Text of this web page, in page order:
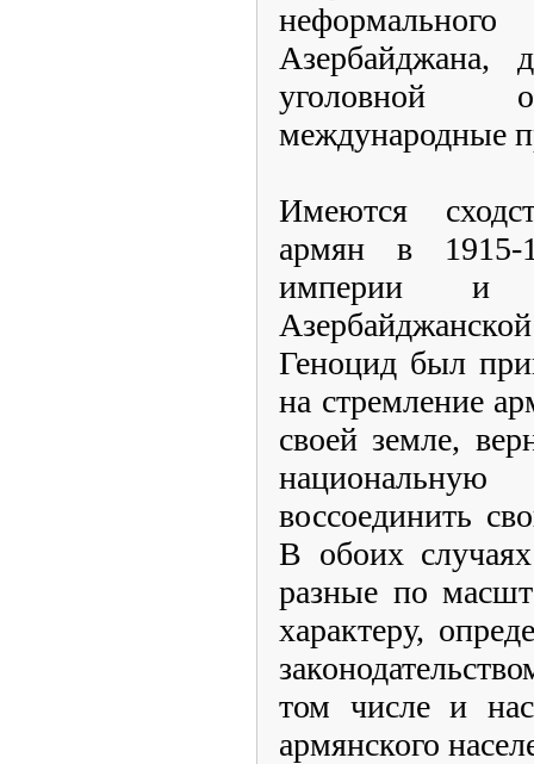
Азербайджана,
уголовной
международные
Имеются
армян в 1915-
империи и
Геноцид был
на стремление
своей земле,
воссоединить
В обоих
разные по
характеру,
том числе и
армянского